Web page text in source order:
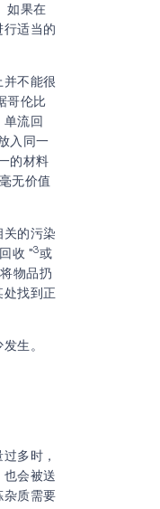
如果在
适当的
不能很
哥伦比
单流回
入同一
的材料
无价值
的污染
收 "3或
物品扔
找到正
生。
多时，
会被送
杂质需要